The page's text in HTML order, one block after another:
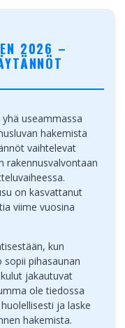
2026 –
useammassa
hakemista
vaihtelevat
rakennusvalvontaan
on kasvattanut
viime vuosina
kun
pihasaunan
jakautuvat
ole tiedossa
ja laske
hakemista.